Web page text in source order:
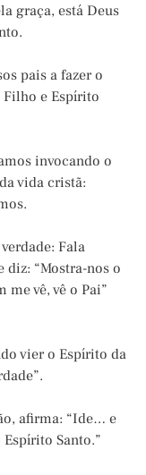
graça, está Deus
pais a fazer o
Filho e Espírito
invocando o
vida cristã:
Fala
diz: “Mostra-nos o
vê, vê o Pai”
vier o Espírito da
afirma: “Ide… e
Santo.”